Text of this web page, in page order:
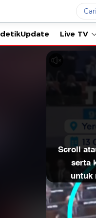
detikUpdate Live TV
Scroll
serta
untuk